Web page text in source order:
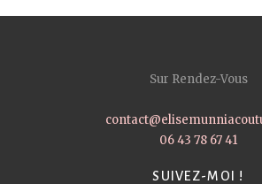
Sur Rendez-Vous
06 43 78 67 41
SUIVEZ-MOI !